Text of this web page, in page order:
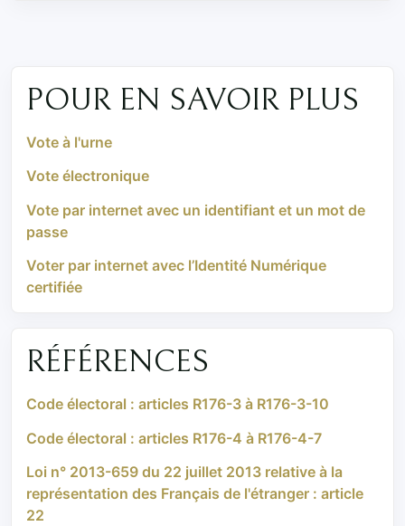
POUR EN SAVOIR PLUS
Vote à l'urne
Vote électronique
Vote par internet avec un identifiant et un mot de
passe
Voter par internet avec l’Identité Numérique
certifiée
RÉFÉRENCES
Code électoral : articles R176-3 à R176-3-10
Code électoral : articles R176-4 à R176-4-7
Loi n° 2013-659 du 22 juillet 2013 relative à la
représentation des Français de l'étranger : article
22